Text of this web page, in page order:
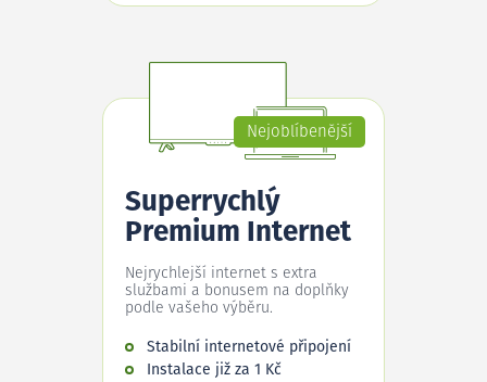
Nejoblíbenější
Superrychlý
Premium Internet
Nejrychlejší internet s extra
službami a bonusem na doplňky
podle vašeho výběru.
Stabilní internetové připojení
Instalace již za 1 Kč